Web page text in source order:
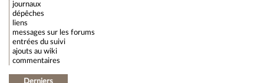
journaux
dépêches
liens
messages sur les forums
entrées du suivi
ajouts au wiki
commentaires
Derniers